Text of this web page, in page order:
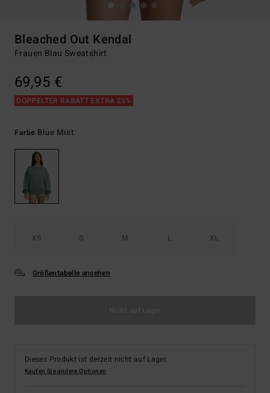
Bleached Out Kendal
Frauen Blau Sweatshirt
69,95 €
DOPPELTER RABATT EXTRA 25%
Farbe Blue Mist
XS S M L XL
Größentabelle ansehen
Dieses Produkt ist derzeit nicht auf Lager.
Kaufen Sie andere Optionen